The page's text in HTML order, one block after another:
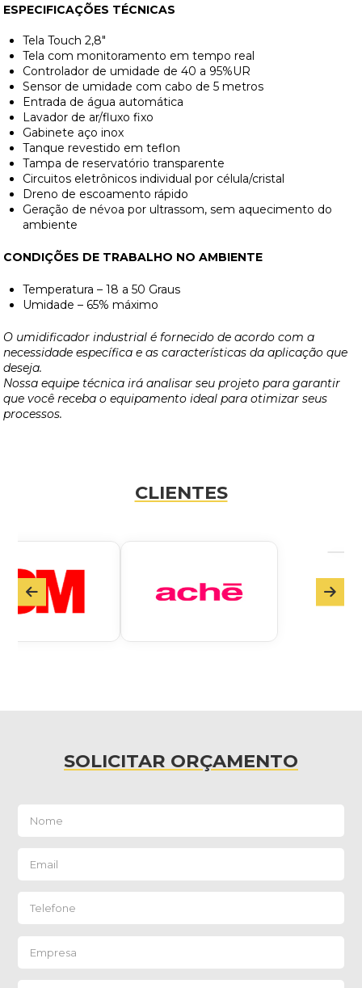
ESPECIFICAÇÕES TÉCNICAS
Tela Touch 2,8″
Tela com monitoramento em tempo real
Controlador de umidade de 40 a 95%UR
Sensor de umidade com cabo de 5 metros
Entrada de água automática
Lavador de ar/fluxo fixo
Gabinete aço inox
Tanque revestido em teflon
Tampa de reservatório transparente
Circuitos eletrônicos individual por célula/cristal
Dreno de escoamento rápido
Geração de névoa por ultrassom, sem aquecimento do
ambiente
CONDIÇÕES DE TRABALHO NO AMBIENTE
Temperatura – 18 a 50 Graus
Umidade – 65% máximo
O umidificador industrial é fornecido de acordo com a
necessidade específica e as características da aplicação que
deseja.
Nossa equipe técnica irá analisar seu projeto para garantir
que você receba o equipamento ideal para otimizar seus
processos.
CLIENTES
SOLICITAR ORÇAMENTO